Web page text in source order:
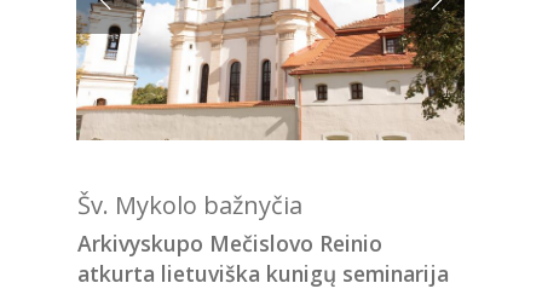
Šv. Mykolo bažnyčia
Arkivyskupo Mečislovo Reinio
atkurta lietuviška kunigų seminarija